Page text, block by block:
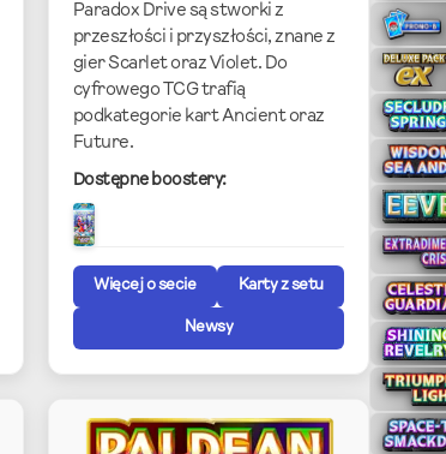
Paradox Drive są stworki z
przeszłości i przyszłości, znane z
gier Scarlet oraz Violet. Do
cyfrowego TCG trafią
podkategorie kart Ancient oraz
Future.
Dostępne boostery:
Więcej o secie Karty z setu
Newsy